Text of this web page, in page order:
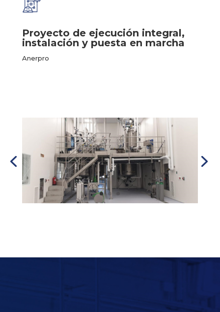
Proyecto de ejecución integral,
instalación y puesta en marcha
Anerpro